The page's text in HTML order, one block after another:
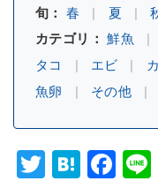
旬：
春 夏
カテゴリ：
鮮魚
タコ
エビ
魚卵
その他
Twitter